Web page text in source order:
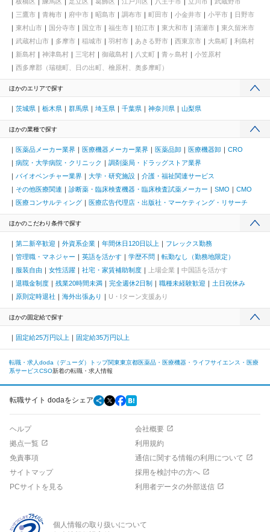
三鷹市
青梅市 府中市 昭島市 調布市 町田市 小金井市 小平市
日野市
東村山市
国分寺市 国立市 福生市 狛江市 東大和市 清瀬市
東久留米市
武蔵村山市
多摩市 稲城市 羽村市 あきる野市 西東京市 大島町
利島村
新島村
神津島村 三宅村 御蔵島村 八丈町 青ヶ島村
小笠原村
西多摩郡（瑞穂町、日の出町、檜原村、奥多摩町）
ほかのエリアで探す
茨城県 栃木県 群馬県 埼玉県 千葉県 神奈川県 山梨県
ほかの業種で探す
医薬品メーカー業界 医療機器メーカー業界 医薬品卸 医療機器卸
CRO
病院・大学病院・クリニック
調剤薬局・ドラッグストア業界
バイオベンチャー業界
大学・研究施設
介護・福祉関連サービス
その他医療関連
診断薬・臨床検査機器・臨床検査試薬メーカー SMO
CMO
医療コンサルティング
医療広告代理店・出版社・マーケティング・リサーチ
ほかのこだわり条件で探す
第二新卒歓迎 外資系企業 年間休日120日以上
フレックス勤務
管理職・マネジャー
英語を活かす 学歴不問
転勤なし（勤務地限定）
服装自由
女性活躍 社宅・家賃補助制度 上場企業
中国語を活かす
退職金制度
残業20時間未満 完全週休2日制 職種未経験歓迎
土日祝休み
原則定時退社
海外出張あり U・Iターン支援あり
ほかの固定給で探す
固定給25万円以上 固定給35万円以上
転職・求人doda（デューダ）トップ関東東京都医薬品・医療機器・ライフサイエンス・医療
系サービスCSO新着の転職・求人情報
転職サイト dodaをシェア
ヘルプ
会社概要
拠点一覧
利用規約
免責事項
通信に関する情報の利用について
サイトマップ
採用を検討中の方へ
PCサイトを見る
利用者データの外部送信
個人情報の取り扱いについて